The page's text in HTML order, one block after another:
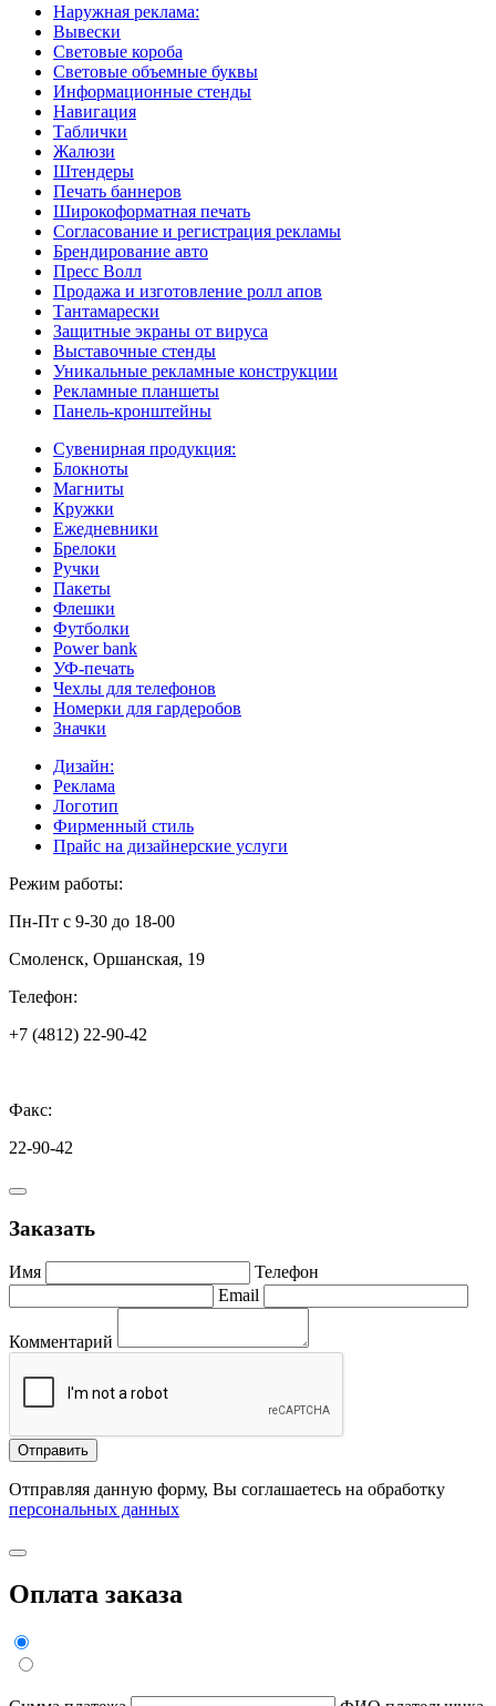
Наружная реклама:
Вывески
Световые короба
Световые объемные буквы
Информационные стенды
Навигация
Таблички
Жалюзи
Штендеры
Печать баннеров
Широкоформатная печать
Согласование и регистрация рекламы
Брендирование авто
Пресс Волл
Продажа и изготовление ролл апов
Тантамарески
Защитные экраны от вируса
Выставочные стенды
Уникальные рекламные конструкции
Рекламные планшеты
Панель-кронштейны
Сувенирная продукция:
Блокноты
Магниты
Кружки
Ежедневники
Брелоки
Ручки
Пакеты
Флешки
Футболки
Power bank
УФ-печать
Чехлы для телефонов
Номерки для гардеробов
Значки
Дизайн:
Реклама
Логотип
Фирменный стиль
Прайс на дизайнерские услуги
Режим работы:
Пн-Пт с 9-30 до 18-00
Смоленск, Оршанская, 19
Телефон:
+7 (4812) 22-90-42
Факс:
22-90-42
Заказать
Имя
Телефон
Email
Комментарий
Отправить
Отправляя данную форму, Вы соглашаетесь на обработку
персональных данных
Оплата заказа